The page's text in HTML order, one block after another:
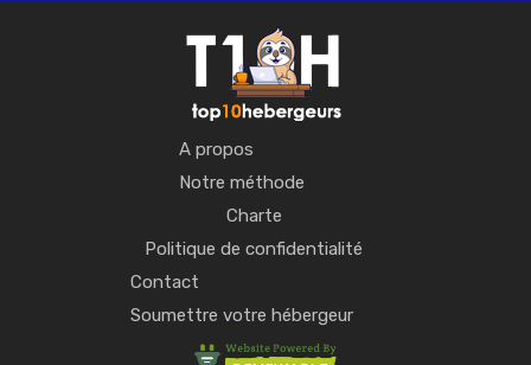
A propos
Notre méthode
Charte
Politique de confidentialité
Contact
Soumettre votre hébergeur